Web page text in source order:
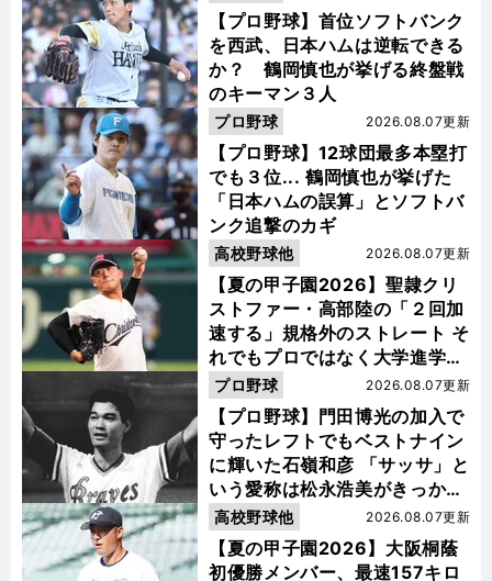
【プロ野球】首位ソフトバンク
を西武、日本ハムは逆転できる
か？ 鶴岡慎也が挙げる終盤戦
のキーマン３人
【プロ野球】12球団最多本塁打
でも３位... 鶴岡慎也が挙げた
「日本ハムの誤算」とソフトバ
ンク追撃のカギ
2026.08.07更新
プロ野球
【夏の甲子園2026】聖隷クリ
ストファー・高部陸の「２回加
速する」規格外のストレート そ
れでもプロではなく大学進学を
選ぶ理由
2026.08.07更新
高校野球他
【プロ野球】門田博光の加入で
守ったレフトでもベストナイン
に輝いた石嶺和彦 「サッサ」と
いう愛称は松永浩美がきっか
け？
2026.08.07更新
プロ野球
【夏の甲子園2026】大阪桐蔭
初優勝メンバー、最速157キロ
2026.08.07更新
高校野球他